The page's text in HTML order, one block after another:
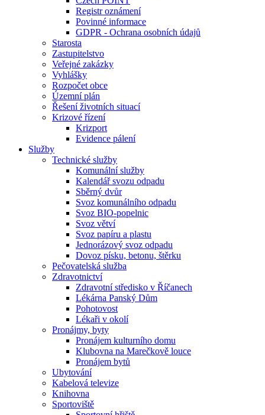
Registr oznámení
Povinné informace
GDPR - Ochrana osobních údajů
Starosta
Zastupitelstvo
Veřejné zakázky
Vyhlášky
Rozpočet obce
Územní plán
Řešení životních situací
Krizové řízení
Krizport
Evidence pálení
Služby
Technické služby
Komunální služby
Kalendář svozu odpadu
Sběrný dvůr
Svoz komunálního odpadu
Svoz BIO-popelnic
Svoz větví
Svoz papíru a plastu
Jednorázový svoz odpadu
Dovoz písku, betonu, štěrku
Pečovatelská služba
Zdravotnictví
Zdravotní středisko v Říčanech
Lékárna Panský Dům
Pohotovost
Lékaři v okolí
Pronájmy, byty
Pronájem kulturního domu
Klubovna na Marečkově louce
Pronájem bytů
Ubytování
Kabelová televize
Knihovna
Sportoviště